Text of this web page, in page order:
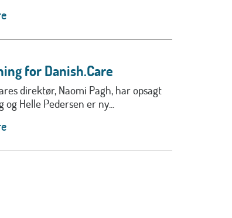
for Danish.Care
direktør, Naomi Pagh, har opsagt
og Helle Pedersen er ny...